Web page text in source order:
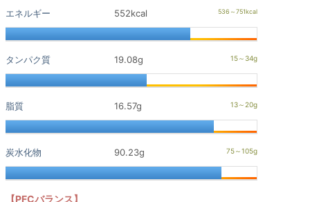
エネルギー 552kcal
タンパク質 19.08g
脂質 16.57g
炭水化物 90.23g
【PFCバランス】